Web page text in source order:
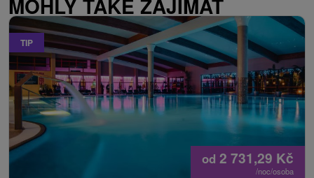
MOHLY TAKÉ ZAJÍMAT
TIP
od 2 731,29 Kč
/noc/osoba